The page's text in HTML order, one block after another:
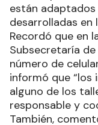
están
desarrolladas en
Recordó que en
Subsecretaría
número de
informó que
alguno de los
responsable y
También,